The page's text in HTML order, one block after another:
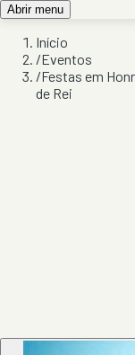
Abrir menu
Início
/Eventos
/Festas em
de Rei